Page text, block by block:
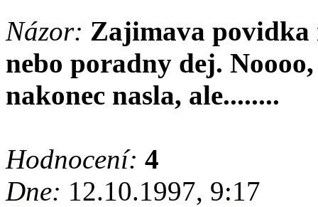
Názor: Zajimava povidka
nebo poradny dej.
nakonec nasla, ale........
Hodnocení: 4
Dne: 12.10.1997, 9:17